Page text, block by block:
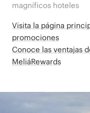
magníficos hoteles
Visita la página
promociones
Conoce las ventajas
MeliáRewards